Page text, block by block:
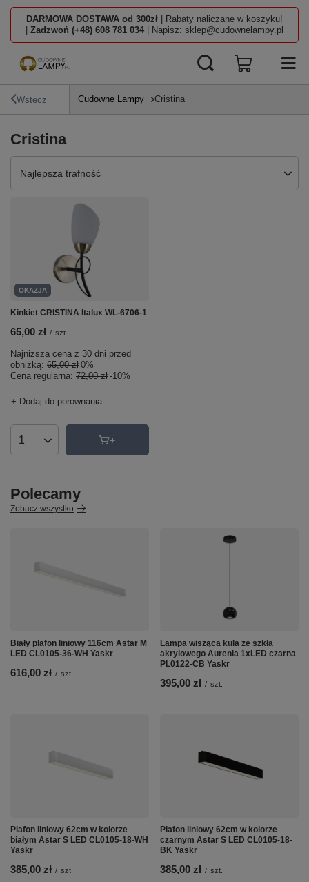
DARMOWA DOSTAWA od 300zł | Rabaty naliczane w koszyku!
Zadzwoń (+48) 608 781 034 | Napisz: sklep@cudownelampy.pl
Wstecz Cudowne Lampy Cristina
Cristina
Zmień sortowanie
Najlepsza trafność
OKAZJA
Kinkiet CRISTINA Italux WL-6706-1
65,00 zł / szt.
Najniższa cena z 30 dni przed
obniżką: 65,00 zł 0%
Cena regularna: 72,00 zł -10%
+ Dodaj do porównania
Ilość produktów
Polecamy
Zobacz wszystko
Biały plafon liniowy 116cm Astar M
LED CL0105-36-WH Yaskr
616,00 zł / szt.
Lampa wisząca kula ze szkła
akrylowego Aurenia 1xLED czarna
PL0122-CB Yaskr
395,00 zł / szt.
Plafon liniowy 62cm w kolorze
białym Astar S LED CL0105-18-WH
Yaskr
385,00 zł / szt.
Plafon liniowy 62cm w kolorze
czarnym Astar S LED CL0105-18-
BK Yaskr
385,00 zł / szt.